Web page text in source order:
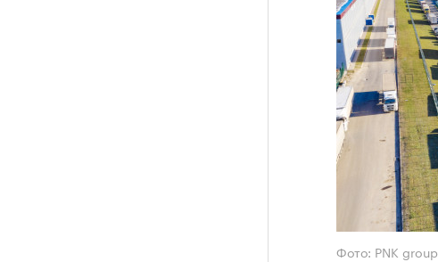
Фото: PNK group